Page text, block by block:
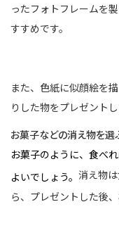
ったフォトフレームを
すすめです。
また、色紙に似顔絵を
りした物をプレゼント
お菓子などの消え物を選
お菓子のように、食べ
よいでしょう。 消え物
ら、プレゼントした後